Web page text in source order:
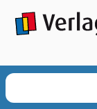
springen